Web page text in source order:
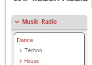
Musik-Radio
Dance
Techno
House